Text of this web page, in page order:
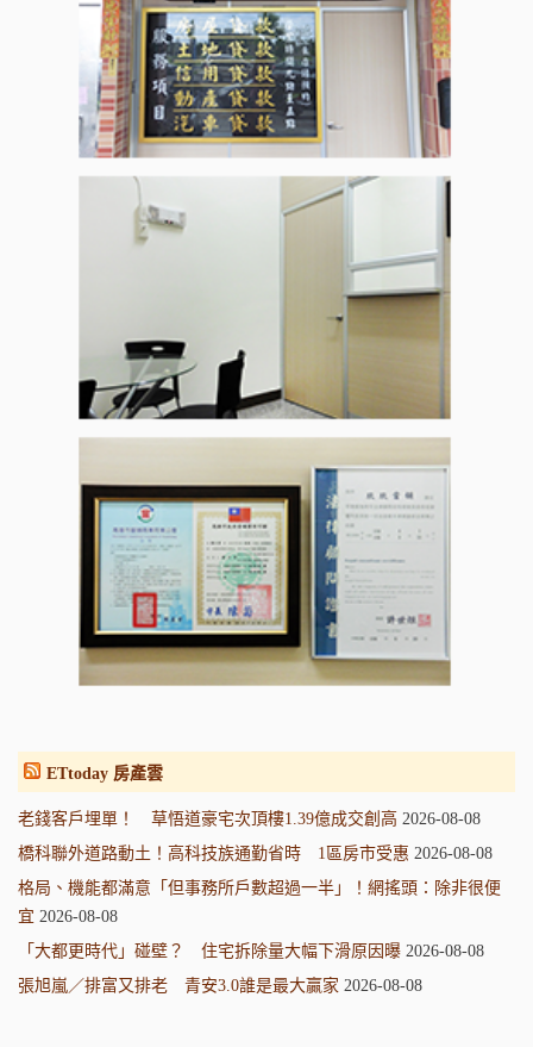
ETtoday 房產雲
老錢客戶埋單！ 草悟道豪宅次頂樓1.39億成交創高 2026-08-08
橋科聯外道路動土！高科技族通勤省時 1區房市受惠 2026-08-08
格局、機能都滿意「但事務所戶數超過一半」！網搖頭：除非很便
宜 2026-08-08
「大都更時代」碰壁？ 住宅拆除量大幅下滑原因曝 2026-08-08
張旭嵐／排富又排老 青安3.0誰是最大贏家 2026-08-08